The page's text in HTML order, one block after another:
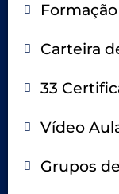
Carteira
33
Vídeo
Grupos